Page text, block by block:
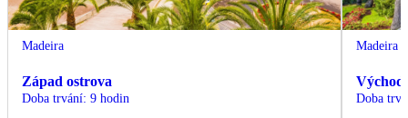
Madeira
Západ ostrova
Doba trvání: 9 hodin
Madeira
Východ
Doba